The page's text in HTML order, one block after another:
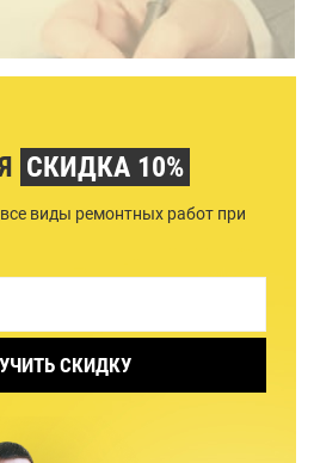
СКИДКА 10%
виды ремонтных работ при
СКИДКУ